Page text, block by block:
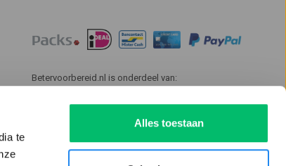
te
Alles toestaan
Betervoorbereid.nl is onderdeel van: